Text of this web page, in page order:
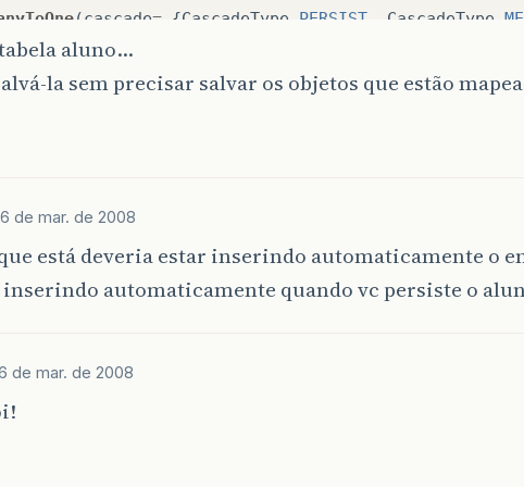
(cascade= {CascadeType PERSIST CascadeType
(
( mappedBy
List <Pagamento> pagamentos ;
fetch FetchType
tabela aluno…
la sem precisar salvar os objetos que estão
de mar. de 2008
está deveria estar inserindo automaticamente o
inserindo automaticamente quando vc persiste o
de mar. de 2008